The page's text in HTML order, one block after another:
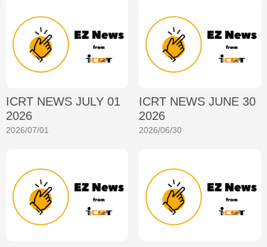
ICRT NEWS JULY 01
2026
2026/07/01
ICRT NEWS JUNE 30
2026
2026/06/30